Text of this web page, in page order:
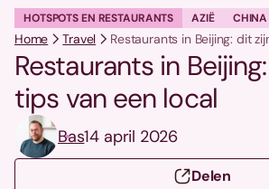
HOTSPOTS EN RESTAURANTS AZIË CHINA
Home Travel Restaurants in Beijing: dit
Restaurants in
tips van een local
Bas14 april 2026
Delen